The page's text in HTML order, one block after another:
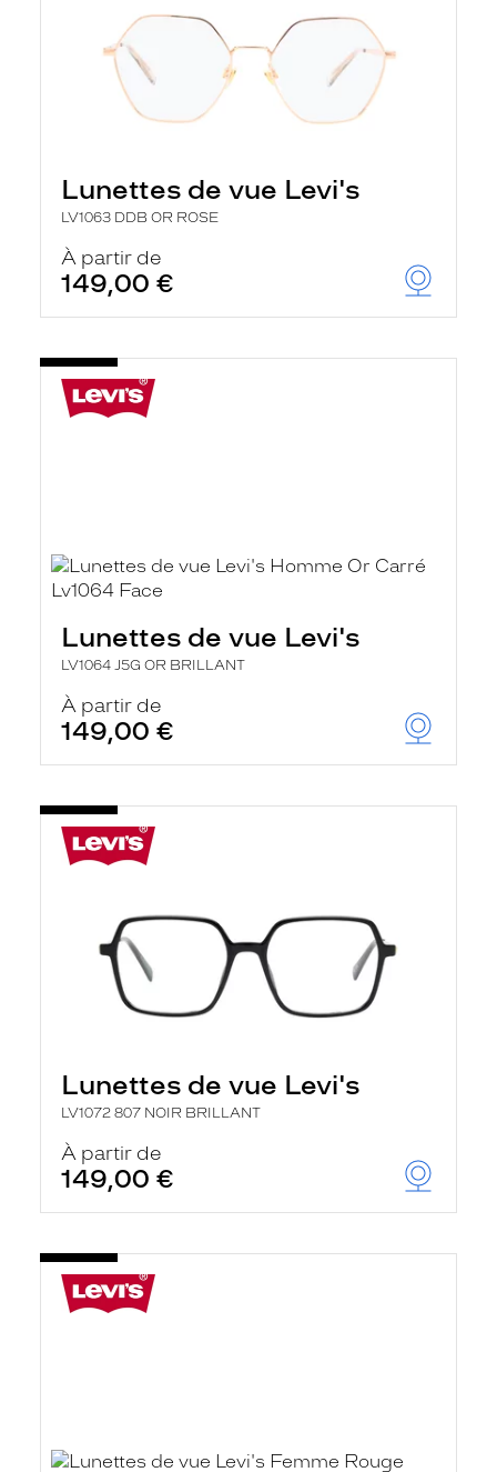
Lunettes de vue Levi's
LV1063 DDB OR ROSE
À partir de
149,00 €
Lunettes de vue Levi's
LV1064 J5G OR BRILLANT
À partir de
149,00 €
Lunettes de vue Levi's
LV1072 807 NOIR BRILLANT
À partir de
149,00 €